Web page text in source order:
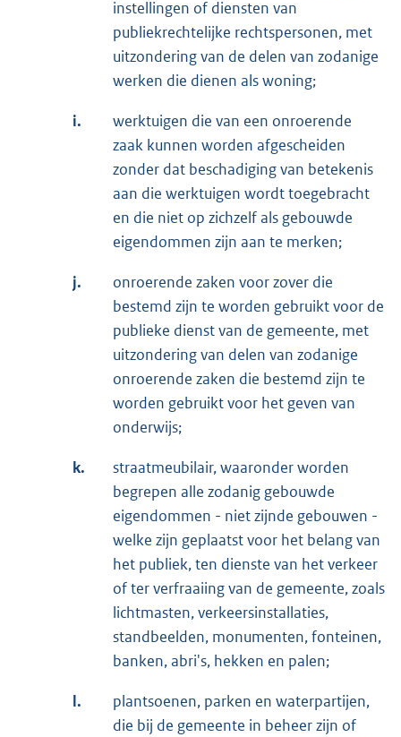
instellingen of diensten van
publiekrechtelijke rechtspersonen, met
uitzondering van de delen van zodanige
werken die dienen als woning;
i.
werktuigen die van een onroerende
zaak kunnen worden afgescheiden
zonder dat beschadiging van betekenis
aan die werktuigen wordt toegebracht
en die niet op zichzelf als gebouwde
eigendommen zijn aan te merken;
j.
onroerende zaken voor zover die
bestemd zijn te worden gebruikt voor de
publieke dienst van de gemeente, met
uitzondering van delen van zodanige
onroerende zaken die bestemd zijn te
worden gebruikt voor het geven van
onderwijs;
k.
straatmeubilair, waaronder worden
begrepen alle zodanig gebouwde
eigendommen - niet zijnde gebouwen -
welke zijn geplaatst voor het belang van
het publiek, ten dienste van het verkeer
of ter verfraaiing van de gemeente, zoals
lichtmasten, verkeersinstallaties,
standbeelden, monumenten, fonteinen,
banken, abri's, hekken en palen;
l.
plantsoenen, parken en waterpartijen,
die bij de gemeente in beheer zijn of